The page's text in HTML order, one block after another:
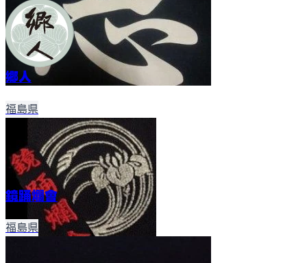
郷人
福島県
鏡踊爛會
福島県